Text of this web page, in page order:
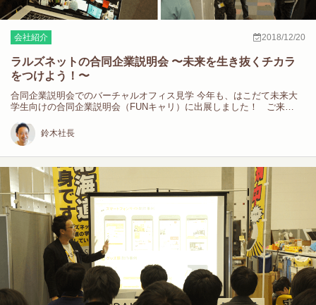
会社紹介 2018/12/20
ラルズネットの合同企業説明会 〜未来を生き抜くチカラ
をつけよう！〜
合同企業説明会でのバーチャルオフィス見学 今年も、はこだて未来大
学生向けの合同企業説明会（FUNキャリ）に出展しました！ ご来…
鈴木社長